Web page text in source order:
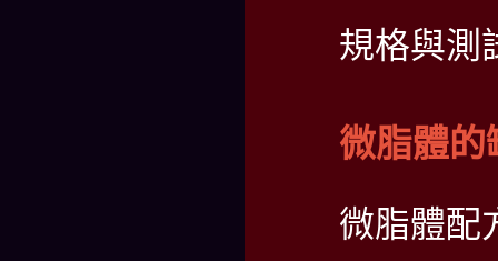
規格與測
微脂體的
微脂體配